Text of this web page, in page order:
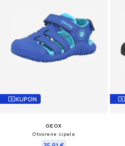
KUPON
GEOX
Otvorene cipele